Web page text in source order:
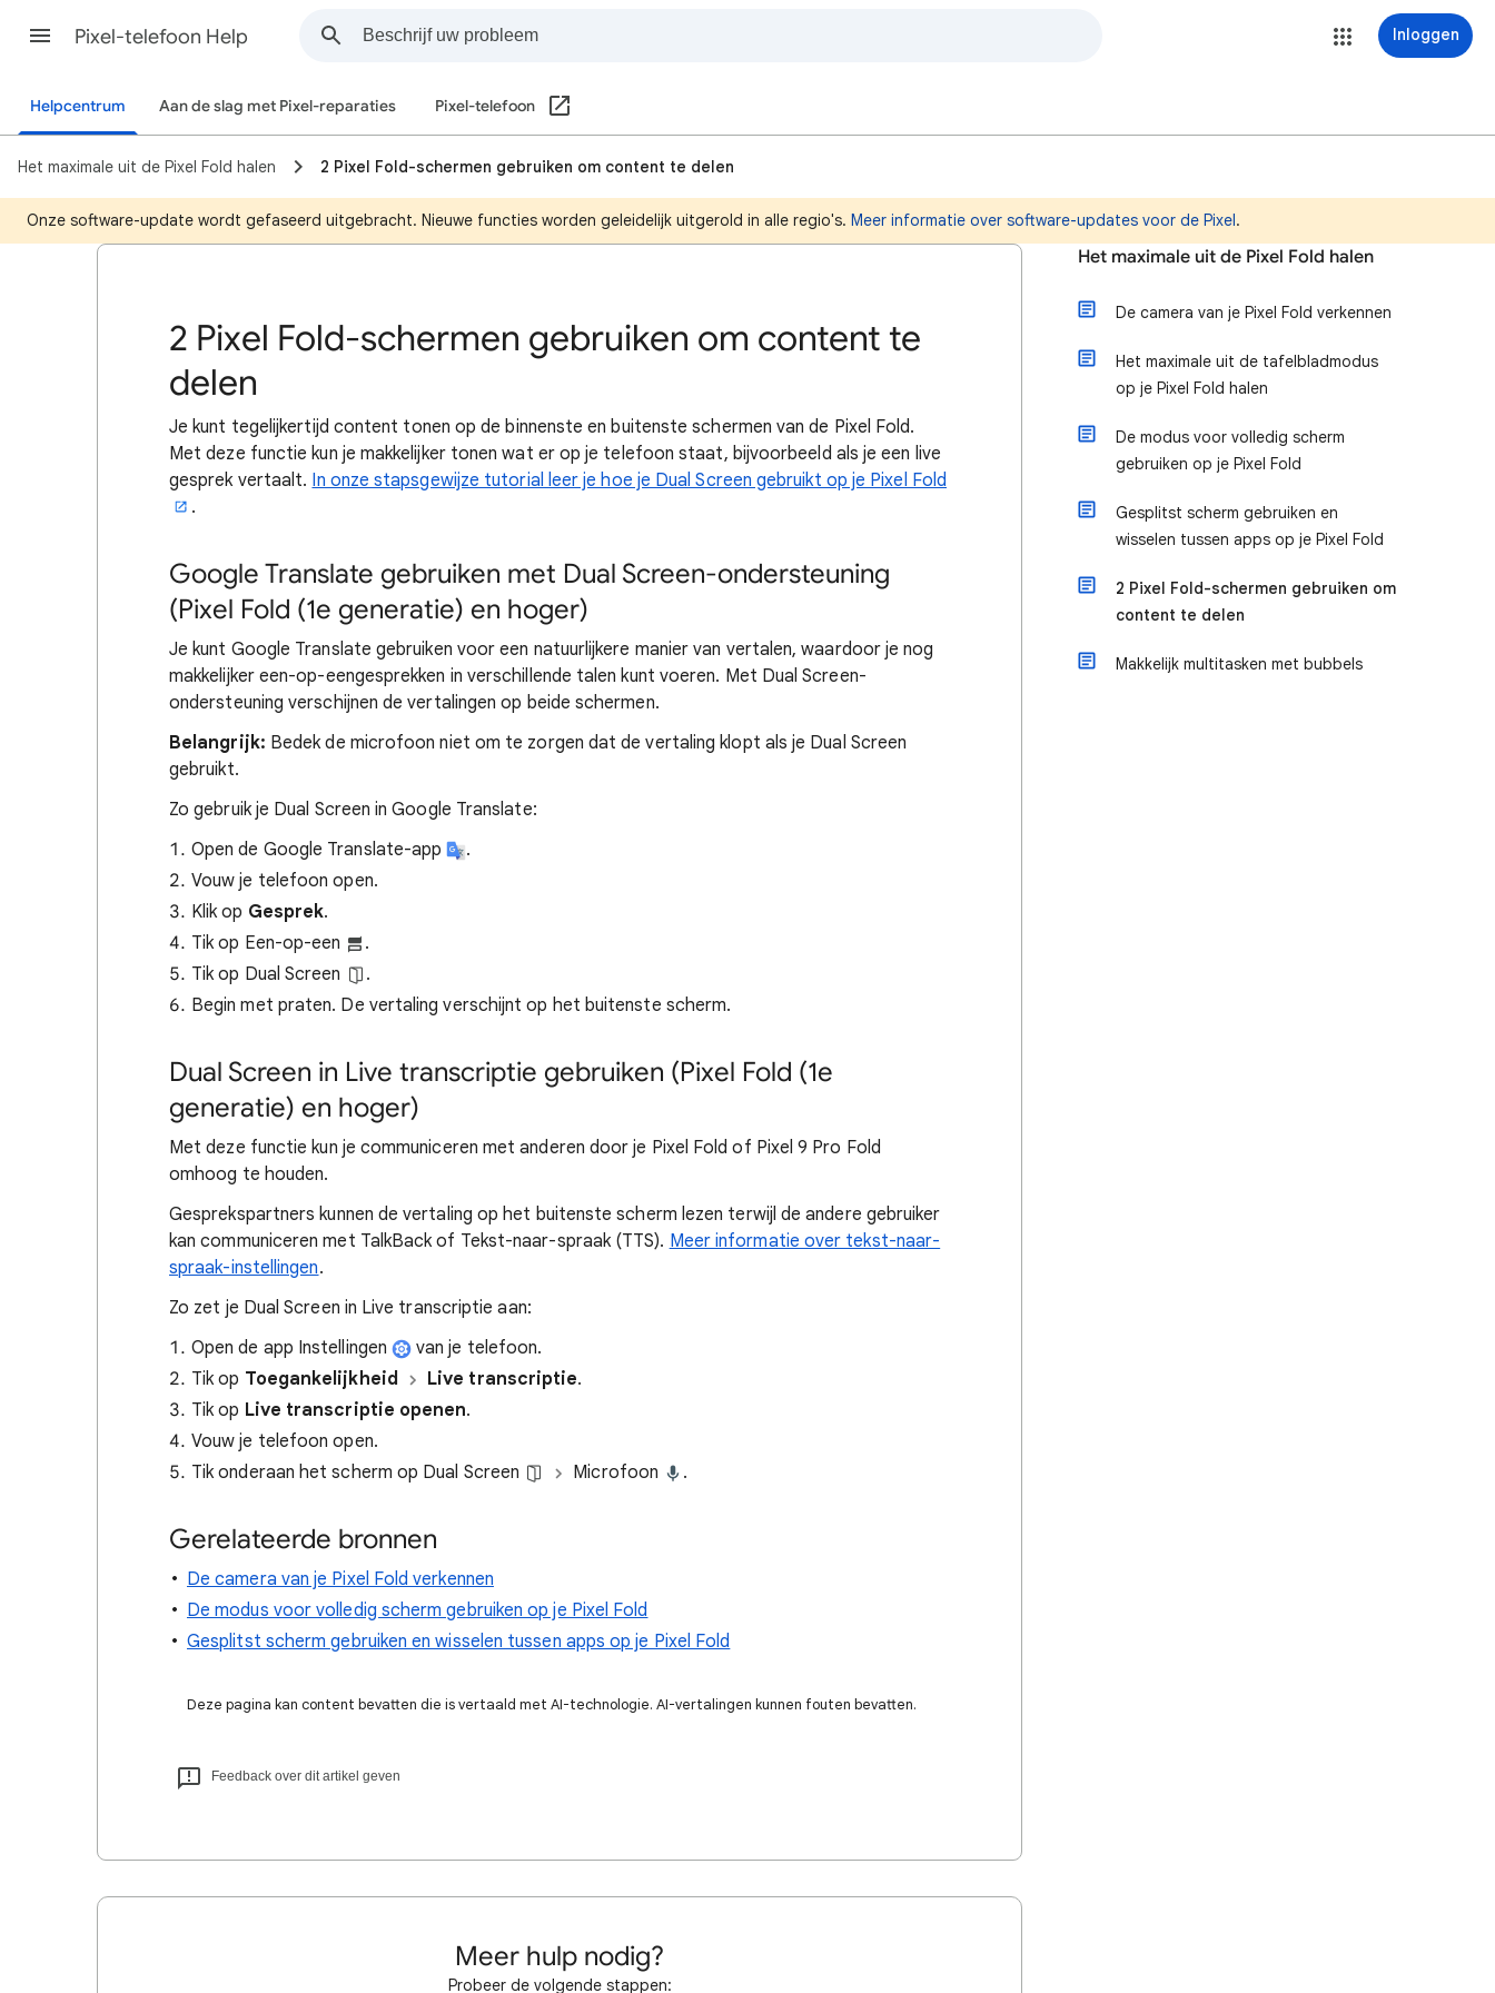
Pixel-telefoon Help Inloggen
Helpcentrum Aan de slag met Pixel-reparaties Pixel-telefoon
Het maximale uit de Pixel Fold halen 2 Pixel Fold-schermen gebruiken om content te delen
Onze software-update wordt gefaseerd uitgebracht. Nieuwe functies worden geleidelijk uitgerold in alle regio's. Meer informatie over software-updates voor de Pixel.
2 Pixel Fold-schermen gebruiken om content te
delen
Je kunt tegelijkertijd content tonen op de binnenste en buitenste schermen van de Pixel Fold.
Met deze functie kun je makkelijker tonen wat er op je telefoon staat, bijvoorbeeld als je een live
gesprek vertaalt. In onze stapsgewijze tutorial leer je hoe je Dual Screen gebruikt op je Pixel Fold
.
Google Translate gebruiken met Dual Screen-ondersteuning
(Pixel Fold (1e generatie) en hoger)
Je kunt Google Translate gebruiken voor een natuurlijkere manier van vertalen, waardoor je nog
makkelijker een-op-eengesprekken in verschillende talen kunt voeren. Met Dual Screen-
ondersteuning verschijnen de vertalingen op beide schermen.
Belangrijk: Bedek de microfoon niet om te zorgen dat de vertaling klopt als je Dual Screen
gebruikt.
Zo gebruik je Dual Screen in Google Translate:
Open de Google Translate-app
.
Vouw je telefoon open.
Klik op Gesprek.
Tik op Een-op-een
.
Tik op Dual Screen
.
Begin met praten. De vertaling verschijnt op het buitenste scherm.
Dual Screen in Live transcriptie gebruiken (Pixel Fold (1e
generatie) en hoger)
Met deze functie kun je communiceren met anderen door je Pixel Fold of Pixel 9 Pro Fold
omhoog te houden.
Gesprekspartners kunnen de vertaling op het buitenste scherm lezen terwijl de andere gebruiker
kan communiceren met TalkBack of Tekst-naar-spraak (TTS). Meer informatie over tekst-naar-
spraak-instellingen.
Zo zet je Dual Screen in Live transcriptie aan:
Open de app Instellingen
van je telefoon.
Tik op Toegankelijkheid Live transcriptie.
Tik op Live transcriptie openen.
Vouw je telefoon open.
Tik onderaan het scherm op Dual Screen
Microfoon .
Gerelateerde bronnen
De camera van je Pixel Fold verkennen
De modus voor volledig scherm gebruiken op je Pixel Fold
Gesplitst scherm gebruiken en wisselen tussen apps op je Pixel Fold
Deze pagina kan content bevatten die is vertaald met AI-technologie. AI-vertalingen kunnen fouten bevatten.
Feedback over dit artikel geven
Meer hulp nodig?
Probeer de volgende stappen:
Het maximale uit de Pixel Fold halen
De camera van je Pixel Fold verkennen
Het maximale uit de tafelbladmodus
op je Pixel Fold halen
De modus voor volledig scherm
gebruiken op je Pixel Fold
Gesplitst scherm gebruiken en
wisselen tussen apps op je Pixel Fold
2 Pixel Fold-schermen gebruiken om
content te delen
Makkelijk multitasken met bubbels